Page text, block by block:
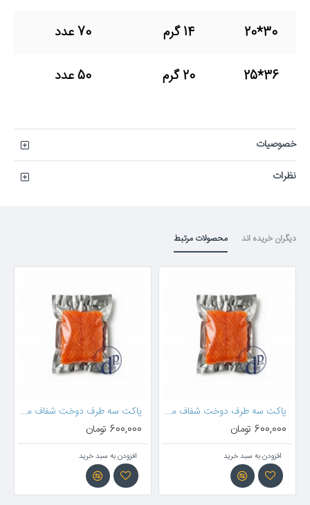
30*20 14 گرم 70 عدد
36*25 20 گرم 50 عدد
خصوصیات
نظرات
دیگران خریده اند محصولات مرتبط
پاکت سه طرف دوخت شفاف متالایز 27*18 (بدون زیپ)
600,000 تومان
افزودن به سبد خرید
پاکت سه طرف دوخت شفاف متالایز 25*18 (بدون زیپ)
600,000 تومان
افزودن به سبد خرید